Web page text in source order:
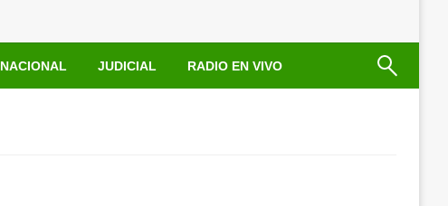
NACIONAL JUDICIAL RADIO EN VIVO